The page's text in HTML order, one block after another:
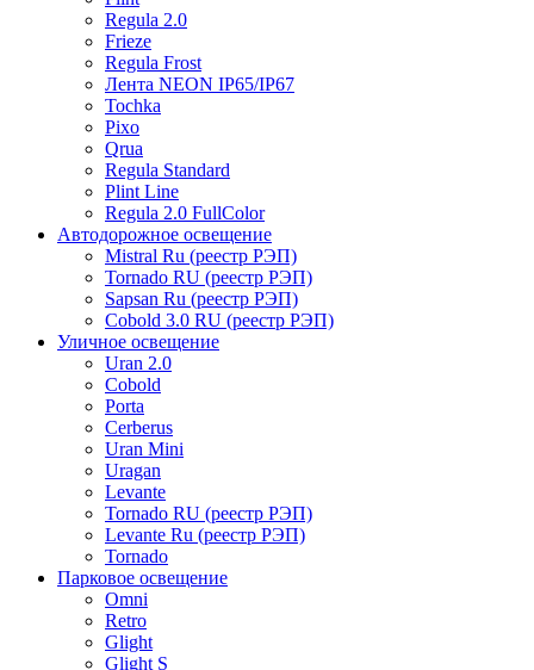
Regula 2.0
Frieze
Regula Frost
Лента NEON IP65/IP67
Tochka
Pixo
Qrua
Regula Standard
Plint Line
Regula 2.0 FullColor
Автодорожное освещение
Mistral Ru (реестр РЭП)
Tornado RU (реестр РЭП)
Sapsan Ru (реестр РЭП)
Cobold 3.0 RU (реестр РЭП)
Уличное освещение
Uran 2.0
Cobold
Porta
Cerberus
Uran Mini
Uragan
Levante
Tornado RU (реестр РЭП)
Levante Ru (реестр РЭП)
Tornado
Парковое освещение
Omni
Retro
Glight
Glight S